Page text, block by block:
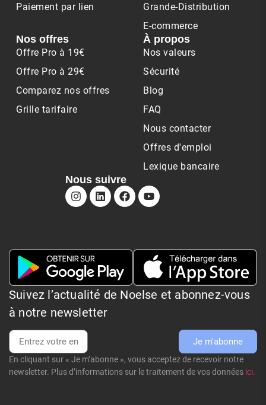
Paiement par lien
Grande-Distribution
E-commerce
Nos offres
Offre Pro à 19€
Offre Pro à 29€
Comparez nos offres
Grille tarifaire
À propos
Nos valeurs
Sécurité
Blog
FAQ
Nous contacter
Offres d'emploi
Lexique bancaire
Nous suivre
Suivez l’actualité de Noelse et abonnez-vous
à notre newsletter
Je m'abonne
En cliquant sur « Je m’abonne », vous acceptez de recevoir notre
newsletter. Plus d’informations sur le traitement de vos données ici.